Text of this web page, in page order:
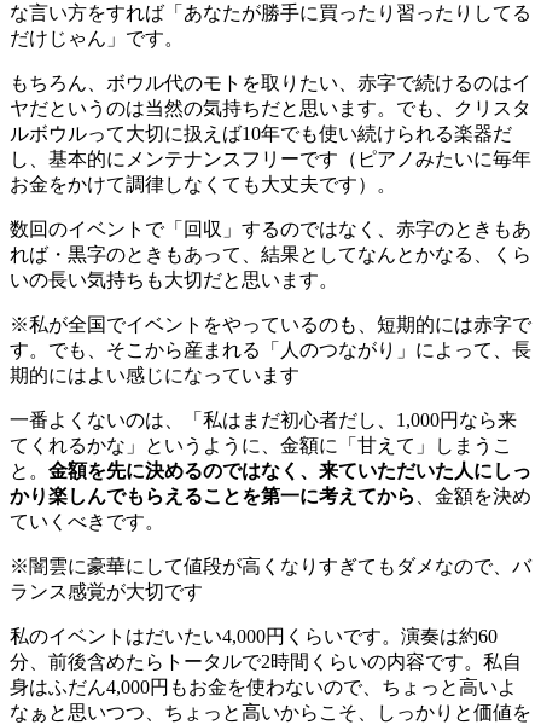
な言い方をすれば「あなたが勝手に買ったり習ったりしてる
だけじゃん」です。
もちろん、ボウル代のモトを取りたい、赤字で続けるのはイ
ヤだというのは当然の気持ちだと思います。でも、クリスタ
ルボウルって大切に扱えば10年でも使い続けられる楽器だ
し、基本的にメンテナンスフリーです（ピアノみたいに毎年
お金をかけて調律しなくても大丈夫です）。
数回のイベントで「回収」するのではなく、赤字のときもあ
れば・黒字のときもあって、結果としてなんとかなる、くら
いの長い気持ちも大切だと思います。
※私が全国でイベントをやっているのも、短期的には赤字で
す。でも、そこから産まれる「人のつながり」によって、長
期的にはよい感じになっています
一番よくないのは、「私はまだ初心者だし、1,000円なら来
てくれるかな」というように、金額に「甘えて」しまうこ
と。 金額を先に決めるのではなく、来ていただいた人にしっ
かり楽しんでもらえることを第一に考えてから 、金額を決め
ていくべきです。
※闇雲に豪華にして値段が高くなりすぎてもダメなので、バ
ランス感覚が大切です
私のイベントはだいたい4,000円くらいです。演奏は約60
分、前後含めたらトータルで2時間くらいの内容です。私自
身はふだん4,000円もお金を使わないので、ちょっと高いよ
なぁと思いつつ、ちょっと高いからこそ、しっかりと価値を